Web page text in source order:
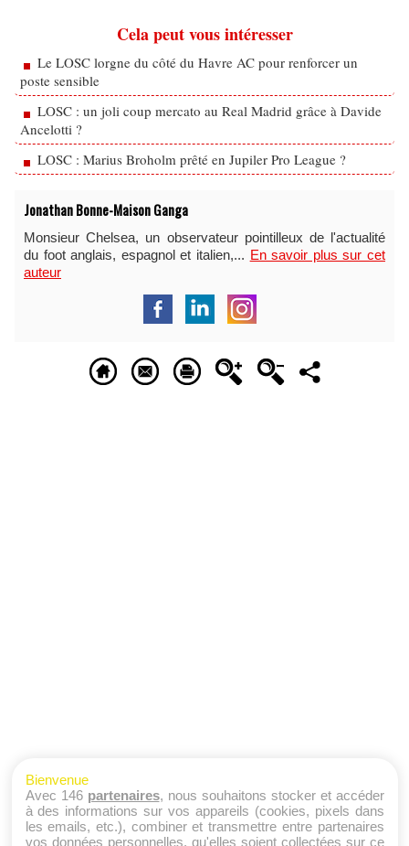
Cela peut vous intéresser
Le LOSC lorgne du côté du Havre AC pour renforcer un
poste sensible
LOSC : un joli coup mercato au Real Madrid grâce à Davide
Ancelotti ?
LOSC : Marius Broholm prêté en Jupiler Pro League ?
Jonathan Bonne-Maison Ganga
Monsieur Chelsea, un observateur pointilleux de l'actualité
du foot anglais, espagnol et italien,... En savoir plus sur cet
auteur
Bienvenue
Avec 146 partenaires, nous souhaitons stocker et accéder
à des informations sur vos appareils (cookies, pixels dans
les emails, etc.), combiner et transmettre entre partenaires
vos données personnelles, qu'elles soient collectées sur ce